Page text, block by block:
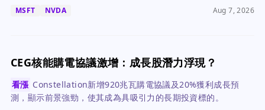
MSFT NVDA Aug 7, 2026
CEG核能購電協議激增：成長股潛力浮現？
看漲 Constellation新增920兆瓦購電協議及20%獲利成長預
測，顯示前景強勁，使其成為具吸引力的長期投資標的。